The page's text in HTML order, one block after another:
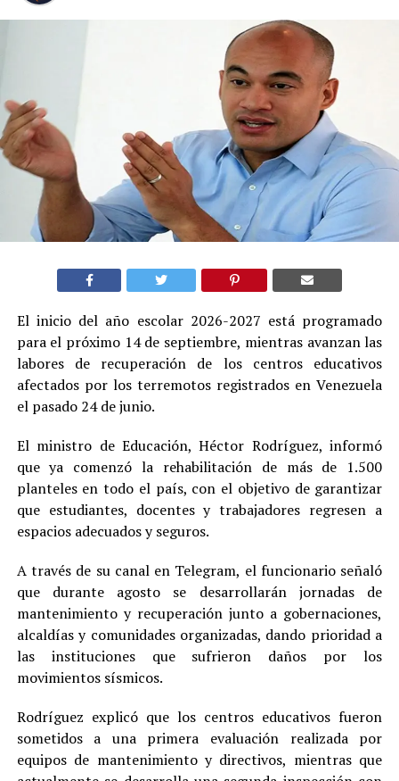
El inicio del año escolar 2026-2027 está programado
para el próximo 14 de septiembre, mientras avanzan las
labores de recuperación de los centros educativos
afectados por los terremotos registrados en Venezuela
el pasado 24 de junio.
El ministro de Educación, Héctor Rodríguez, informó
que ya comenzó la rehabilitación de más de 1.500
planteles en todo el país, con el objetivo de garantizar
que estudiantes, docentes y trabajadores regresen a
espacios adecuados y seguros.
A través de su canal en Telegram, el funcionario señaló
que durante agosto se desarrollarán jornadas de
mantenimiento y recuperación junto a gobernaciones,
alcaldías y comunidades organizadas, dando prioridad a
las instituciones que sufrieron daños por los
movimientos sísmicos.
Rodríguez explicó que los centros educativos fueron
sometidos a una primera evaluación realizada por
equipos de mantenimiento y directivos, mientras que